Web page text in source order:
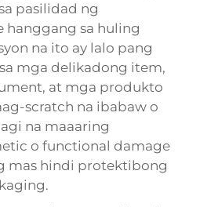
pasilidad ng
sa huling
na ito ay lalo pang
mga delikadong item,
at mga produkto
scratch na ibabaw o
na maaaring
o functional damage
mas hindi protektibong